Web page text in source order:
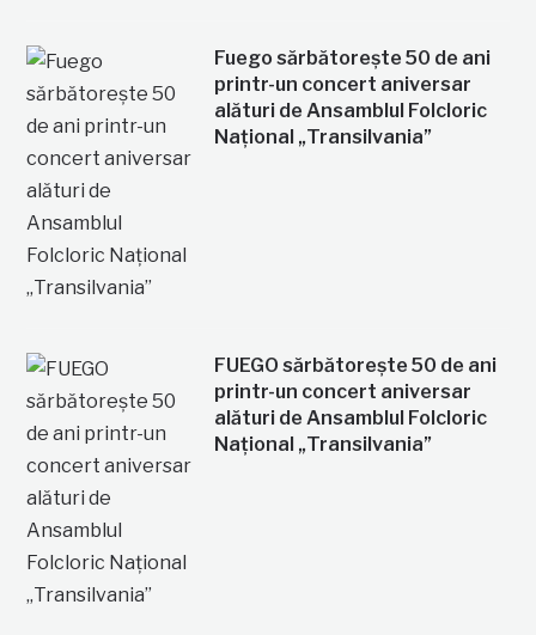
Fuego sărbătorește 50 de ani
printr-un concert aniversar
alături de Ansamblul Folcloric
Național „Transilvania”
FUEGO sărbătorește 50 de ani
printr-un concert aniversar
alături de Ansamblul Folcloric
Național „Transilvania”